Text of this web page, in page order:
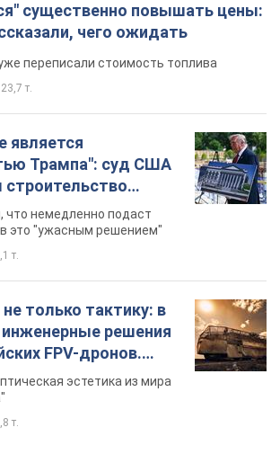
существенно повышать цены:
чего ожидать
переписали стоимость топлива
23,7 т.
является
Трампа": суд США
строительство
стоимостью 400 млн
что немедленно подаст
это "ужасным решением"
т.
только тактику: в
решения
FPV-дронов.
эстетика из мира
т.